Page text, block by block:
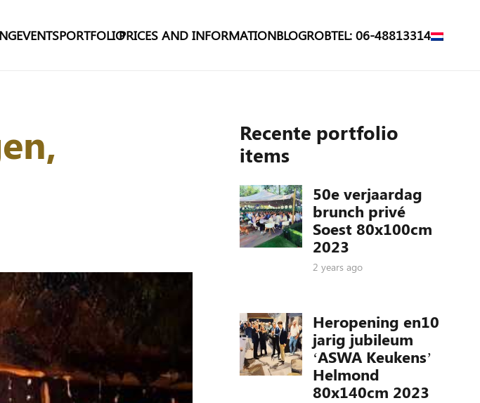
EVENTSPORTFOLIOPRICES AND INFORMATIONBLOGROBTEL: 06-48813314
Recente portfolio
items
50e verjaardag
brunch privé
Soest 80x100cm
2023
2 years ago
Heropening en10
jarig jubileum
‘ASWA Keukens’
Helmond
80x140cm 2023